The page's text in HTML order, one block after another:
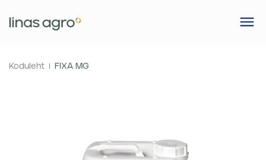
Koduleht FIXA MG